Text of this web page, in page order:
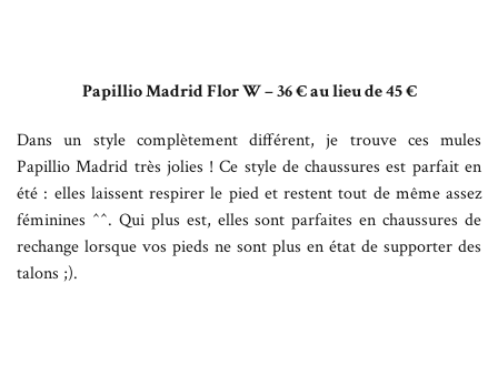
Papillio Madrid Flor W – 36 € au lieu de 45 €
Dans un style complètement différent, je trouve ces mules
Papillio Madrid très jolies ! Ce style de chaussures est parfait en
été : elles laissent respirer le pied et restent tout de même assez
féminines ^^. Qui plus est, elles sont parfaites en chaussures de
rechange lorsque vos pieds ne sont plus en état de supporter des
talons ;).